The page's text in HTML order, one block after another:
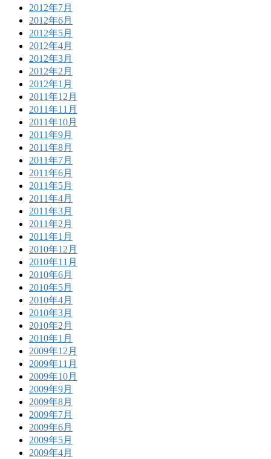
2012年7月
2012年6月
2012年5月
2012年4月
2012年3月
2012年2月
2012年1月
2011年12月
2011年11月
2011年10月
2011年9月
2011年8月
2011年7月
2011年6月
2011年5月
2011年4月
2011年3月
2011年2月
2011年1月
2010年12月
2010年11月
2010年6月
2010年5月
2010年4月
2010年3月
2010年2月
2010年1月
2009年12月
2009年11月
2009年10月
2009年9月
2009年8月
2009年7月
2009年6月
2009年5月
2009年4月